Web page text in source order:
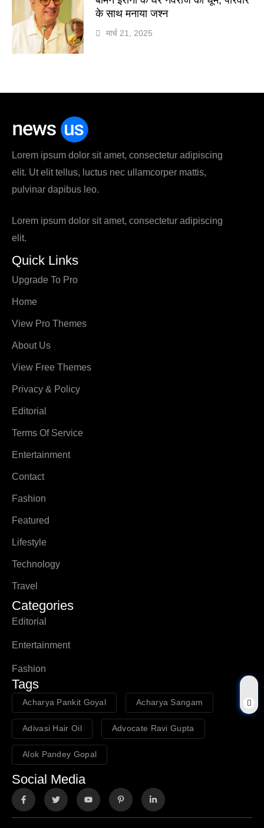
के साथ मनाया जश्न
मार्च 21, 2025
Lorem ipsum dolor sit amet, consectetur adipiscing
elit. Ut elit tellus, luctus nec ullamcorper mattis,
pulvinar dapibus leo.
Lorem ipsum dolor sit amet, consectetur adipiscing
elit.
Quick Links
Upgrade To Pro
Home
View Pro Themes
About Us
View Free Themes
Privacy & Policy
Editorial
Terms Of Service
Entertainment
Contact
Fashion
Featured
Lifestyle
Technology
Travel
Categories
Editorial
Entertainment
Fashion
Tags
Acharya Pankit Goyal Acharya Sangam
Adivasi Hair Oil Advocate Ravi Gupta
Alok Pandey Gopal
Social Media